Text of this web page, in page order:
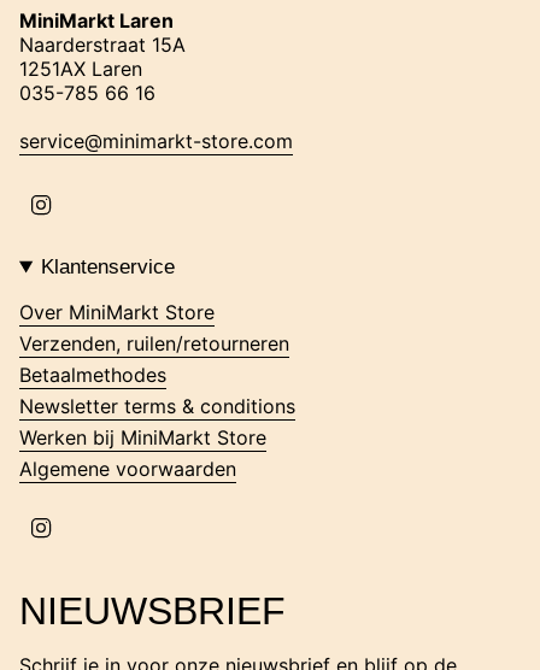
MiniMarkt Laren
Naarderstraat 15A
1251AX Laren
035-785 66 16
service@minimarkt-store.com
t
g
r
a
Klantenservice
Over MiniMarkt Store
Verzenden, ruilen/retourneren
Betaalmethodes
Newsletter terms & conditions
Werken bij MiniMarkt Store
Algemene voorwaarden
g
NIEUWSBRIEF
Schrijf je in voor onze nieuwsbrief en blijf op de